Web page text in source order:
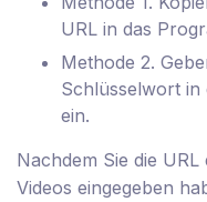
URL in das
Methode 2.
Schlüsselwort in
ein.
Nachdem Sie die
Videos eingegeben